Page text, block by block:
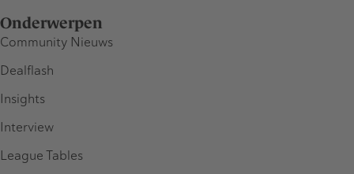
Onderwerpen
Community Nieuws
Dealflash
Insights
Interview
League Tables